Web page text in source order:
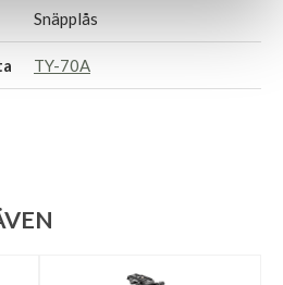
Snäpplås
TY-70A